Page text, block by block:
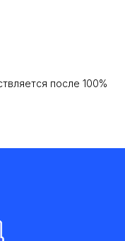
после 100%